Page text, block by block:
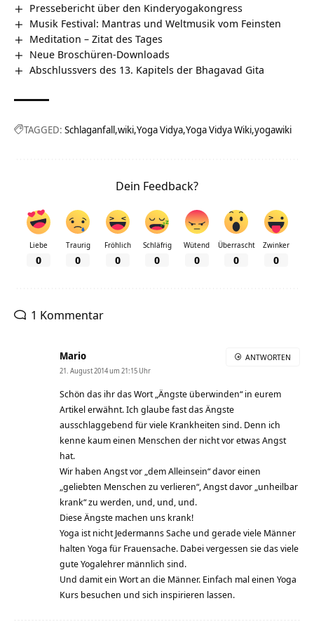
Pressebericht über den Kinderyogakongress
Musik Festival: Mantras und Weltmusik vom Feinsten
Meditation – Zitat des Tages
Neue Broschüren-Downloads
Abschlussvers des 13. Kapitels der Bhagavad Gita
TAGGED: Schlaganfall wiki Yoga Vidya Yoga Vidya Wiki yogawiki
Dein Feedback?
Liebe
0
Traurig
0
Fröhlich
0
Schläfrig
0
Wütend
0
Überrascht
0
Zwinker
0
1 Kommentar
Mario
21. August 2014 um 21:15 Uhr
Schön das ihr das Wort „Ängste überwinden“ in eurem
Artikel erwähnt. Ich glaube fast das Ängste
ausschlaggebend für viele Krankheiten sind. Denn ich
kenne kaum einen Menschen der nicht vor etwas Angst
hat.
Wir haben Angst vor „dem Alleinsein“ davor einen
„geliebten Menschen zu verlieren“, Angst davor „unheilbar
krank“ zu werden, und, und, und.
Diese Ängste machen uns krank!
Yoga ist nicht Jedermanns Sache und gerade viele Männer
halten Yoga für Frauensache. Dabei vergessen sie das viele
gute Yogalehrer männlich sind.
Und damit ein Wort an die Männer. Einfach mal einen Yoga
Kurs besuchen und sich inspirieren lassen.
ANTWORTEN